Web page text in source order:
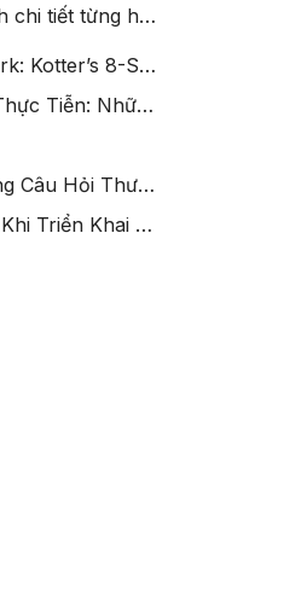
Giải thích chi tiết từng hạng mục trong Truyền thông và Lan tỏa Giá trị cốt lõi
2. Framework: Kotter’s 8-Step Change Model – Công Cụ Để Lan Tỏa Giá Trị Cốt Lõi
3. Bài Học Thực Tiễn: Những Thách Thức và Giải Pháp
FAQ – Những Câu Hỏi Thường Gặp
Lời Khuyên Khi Triển Khai Chiến Lược